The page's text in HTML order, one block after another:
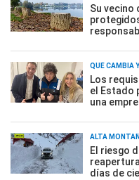
Su vecino
QUÉ CAMBIA
Los
el Estado
una
ALTA
El riesgo
días de